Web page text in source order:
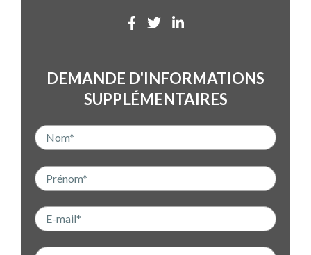
DEMANDE D'INFORMATIONS
SUPPLÉMENTAIRES